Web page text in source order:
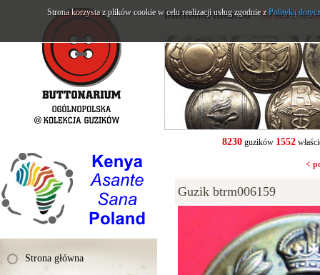
Strona główna
buttonarium.eu- Strona
8230guzików 1552
<
Guzik btrm006159
Strona korzysta z plików cookie w celu realizacji usług zgodnie zPolityką